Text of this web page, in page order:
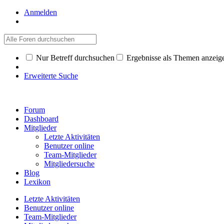
Anmelden
Nur Betreff durchsuchen Ergebnisse als Themen
Erweiterte Suche
Forum
Dashboard
Mitglieder
Letzte Aktivitäten
Benutzer online
Team-Mitglieder
Mitgliedersuche
Blog
Lexikon
Letzte Aktivitäten
Benutzer online
Team-Mitglieder